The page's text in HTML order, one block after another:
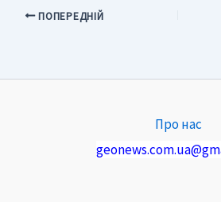
ПОПЕРЕДНІЙ
Про нас